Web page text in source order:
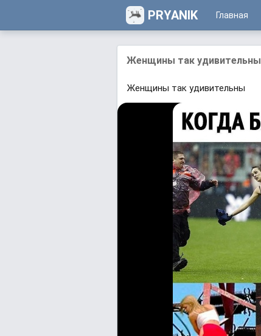
PRYANIK Главная
Жeнщины так удивительны
Жeнщины так удивительны